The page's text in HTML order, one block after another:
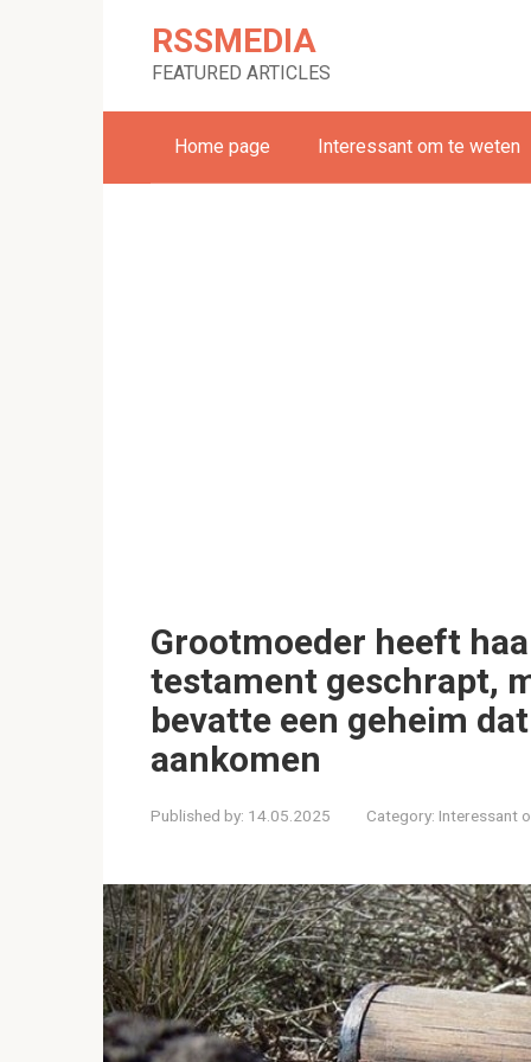
RSSMEDIA
FEATURED ARTICLES
Home page Interessant om te weten
Grootmoeder heeft
testament geschrapt,
bevatte een geheim
aankomen
Published by: 14.05.2025 Category: Interessant